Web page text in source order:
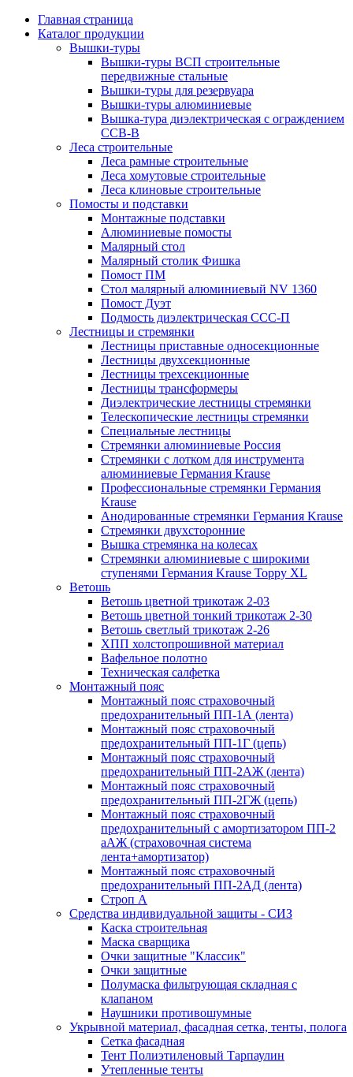
Главная страница
Каталог продукции
Вышки-туры
Вышки-туры ВСП строительные
передвижные стальные
Вышки-туры для резервуара
Вышки-туры алюминиевые
Вышка-тура диэлектрическая с ограждением
ССВ-В
Леса строительные
Леса рамные строительные
Леса хомутовые строительные
Леса клиновые строительные
Помосты и подставки
Монтажные подставки
Алюминиевые помосты
Малярный стол
Малярный столик Фишка
Помост ПМ
Стол малярный алюминиевый NV 1360
Помост Дуэт
Подмость диэлектрическая ССС-П
Лестницы и стремянки
Лестницы приставные односекционные
Лестницы двухсекционные
Лестницы трехсекционные
Лестницы трансформеры
Диэлектрические лестницы стремянки
Телескопические лестницы стремянки
Специальные лестницы
Стремянки алюминиевые Россия
Стремянки c лотком для инструмента
алюминиевые Германия Krause
Профессиональные стремянки Германия
Krause
Анодированные стремянки Германия Krause
Стремянки двухсторонние
Вышка стремянка на колесах
Стремянки алюминиевые c широкими
ступенями Германия Krause Toppy XL
Ветошь
Ветошь цветной трикотаж 2-03
Ветошь цветной тонкий трикотаж 2-30
Ветошь светлый трикотаж 2-26
ХПП холстопрошивной материал
Вафельное полотно
Техническая салфетка
Монтажный пояс
Монтажный пояс страховочный
предохранительный ПП-1А (лента)
Монтажный пояс страховочный
предохранительный ПП-1Г (цепь)
Монтажный пояс страховочный
предохранительный ПП-2АЖ (лента)
Монтажный пояс страховочный
предохранительный ПП-2ГЖ (цепь)
Монтажный пояс страховочный
предохранительный с амортизатором ПП-2
аАЖ (страховочная система
лента+амортизатор)
Монтажный пояс страховочный
предохранительный ПП-2АД (лента)
Строп А
Средства индивидуальной защиты - СИЗ
Каска строительная
Маска сварщика
Очки защитные "Классик"
Очки защитные
Полумаска фильтрующая складная с
клапаном
Наушники противошумные
Укрывной материал, фасадная сетка, тенты, полога
Сетка фасадная
Тент Полиэтиленовый Тарпаулин
Утепленные тенты